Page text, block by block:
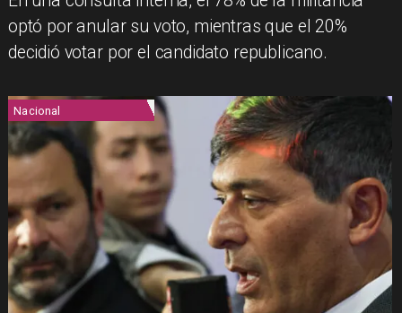
optó por anular su voto, mientras que el 20%
decidió votar por el candidato republicano.
Nacional